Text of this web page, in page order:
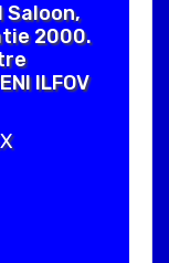
Saloon,
2000.
ILFOV